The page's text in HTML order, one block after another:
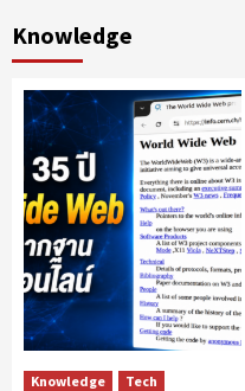
Knowledge
Knowledge
Tech